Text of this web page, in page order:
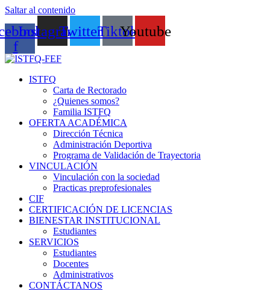
Saltar al contenido
f
InstagramTwitterTiktokYoutube
ISTFQ
Carta de Rectorado
¿Quienes somos?
Familia ISTFQ
OFERTA ACADÉMICA
Dirección Técnica
Administración Deportiva
Programa de Validación de Trayectoria
VINCULACIÓN
Vinculación con la sociedad
Practicas preprofesionales
CIF
CERTIFICACIÓN DE LICENCIAS
BIENESTAR INSTITUCIONAL
Estudiantes
SERVICIOS
Estudiantes
Docentes
Administrativos
CONTÁCTANOS